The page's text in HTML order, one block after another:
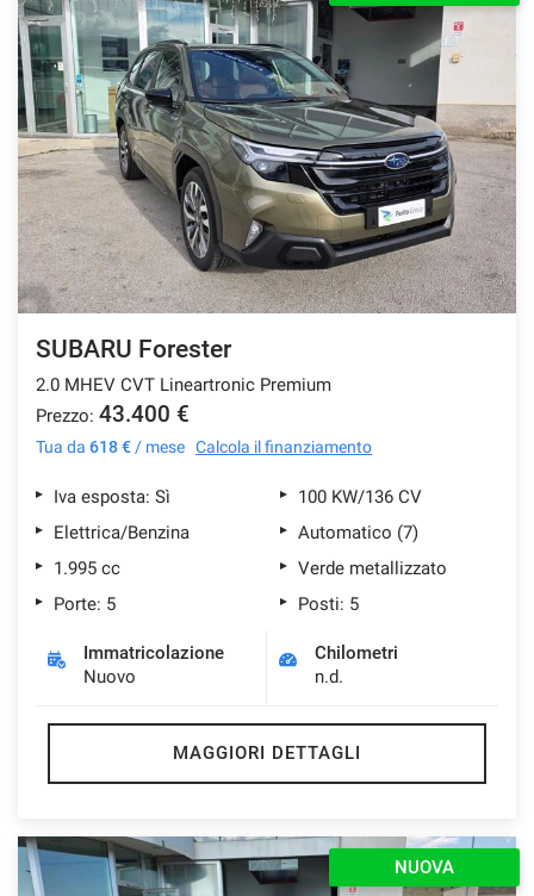
SUBARU Forester
2.0 MHEV CVT Lineartronic Premium
Prezzo: 43.400 €
Tua da 618 € / mese Calcola il finanziamento
Iva esposta: Sì
100 KW/136 CV
Elettrica/Benzina
Automatico (7)
1.995 cc
Verde metallizzato
Porte: 5
Posti: 5
Immatricolazione
Nuovo
Chilometri
n.d.
MAGGIORI DETTAGLI
NUOVA